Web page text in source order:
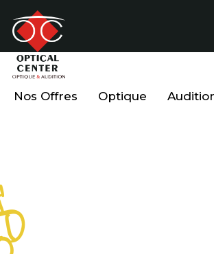
Nos Offres Optique